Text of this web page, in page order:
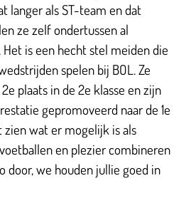
langer als ST-team en dat
ze zelf ondertussen al
is een hecht stel meiden die
spelen bij BOL. Ze
plaats in de 2e klasse en zijn
gepromoveerd naar de 1e
zien wat er mogelijk is als
en plezier combineren
door, we houden jullie goed in